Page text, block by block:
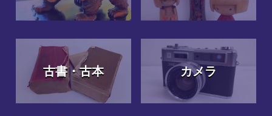
古書・古本 カメラ